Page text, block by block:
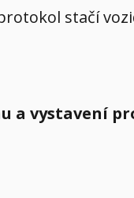
stačí
a vystavení